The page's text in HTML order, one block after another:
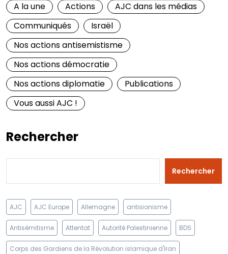
A la une Actions
AJC dans les médias
Communiqués
Israël
Nos actions antisemistisme
Nos actions démocratie
Nos actions diplomatie
Publications
Vous aussi AJC !
Rechercher
Rechercher
AJC AJC Europe Allemagne antisionisme
Antisémitisme Attentat Autorité Palestinienne BDS
Corps des Gardiens de la Révolution islamique d'Iran